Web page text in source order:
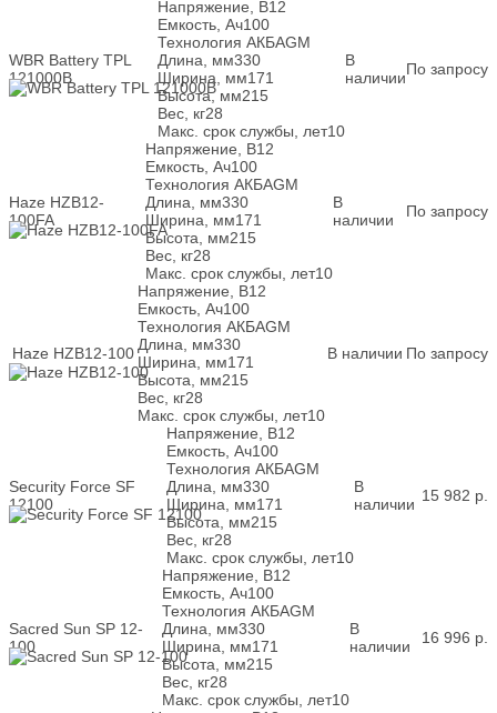
WBR Battery TPL
121000B
Напряжение, В12
Емкость, Ач100
Технология АКБAGM
Длина, мм330
Ширина, мм171
Высота, мм215
Вес, кг28
Макс. срок службы, лет10
В
наличииПо запросу
Haze HZB12-
100FA
Напряжение, В12
Емкость, Ач100
Технология АКБAGM
Длина, мм330
Ширина, мм171
Высота, мм215
Вес, кг28
Макс. срок службы, лет10
В
наличии
По запросу
Haze HZB12-100
Напряжение, В12
Емкость, Ач100
Технология АКБAGM
Длина, мм330
Ширина, мм171
Высота, мм215
Вес, кг28
Макс. срок службы, лет10
В наличии По запросу
Security Force SF
12100
Напряжение, В12
Емкость, Ач100
Технология АКБAGM
Длина, мм330
Ширина, мм171
Высота, мм215
Вес, кг28
Макс. срок службы, лет10
В
наличии 15 982 р.
Sacred Sun SP 12-
100
Напряжение, В12
Емкость, Ач100
Технология АКБAGM
Длина, мм330
Ширина, мм171
Высота, мм215
Вес, кг28
Макс. срок службы, лет10
В
наличии
16 996 р.